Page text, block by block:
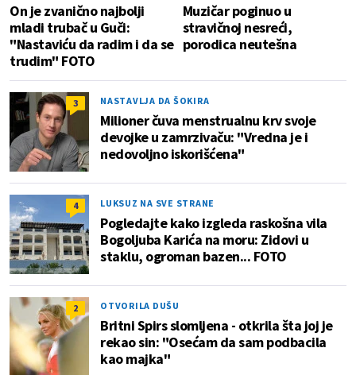
On je zvanično najbolji
mladi trubač u Guči:
"Nastaviću da radim i da se
trudim" FOTO
Muzičar poginuo u
stravičnoj nesreći,
porodica neutešna
3 NASTAVLJA DA ŠOKIRA
Milioner čuva menstrualnu krv svoje
devojke u zamrzivaču: "Vredna je i
nedovoljno iskorišćena"
4 LUKSUZ NA SVE STRANE
Pogledajte kako izgleda raskošna vila
Bogoljuba Karića na moru: Zidovi u
staklu, ogroman bazen... FOTO
2 OTVORILA DUŠU
Britni Spirs slomljena - otkrila šta joj je
rekao sin: "Osećam da sam podbacila
kao majka"